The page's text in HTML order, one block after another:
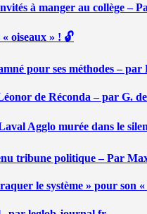
à manger au collège –
oiseaux » ! 🔓
pour ses méthodes –
de Réconda – par G.
Agglo murée dans le
tribune politique – Par
le système » pour son